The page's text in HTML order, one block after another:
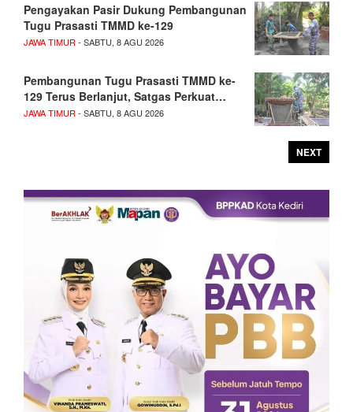
Pengayakan Pasir Dukung Pembangunan
Tugu Prasasti TMMD ke-129
JAWA TIMUR - SABTU, 8 AGU 2026
Pembangunan Tugu Prasasti TMMD ke-
129 Terus Berlanjut, Satgas Perkuat…
JAWA TIMUR - SABTU, 8 AGU 2026
NEXT